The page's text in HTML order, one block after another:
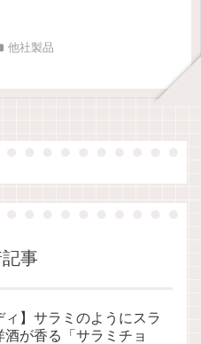
他社製品
事
ィ】サラミのようにスラ
酒が香る「サラミチョ